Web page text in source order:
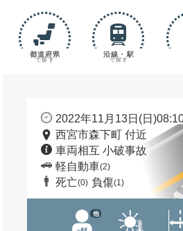
都道府県
で探す
沿線・駅
で探す
2022年11月13日(日
西宮市森下町 付近
車両相互 小破事故
軽自動車(2)
死亡(0) 負傷(1)
他